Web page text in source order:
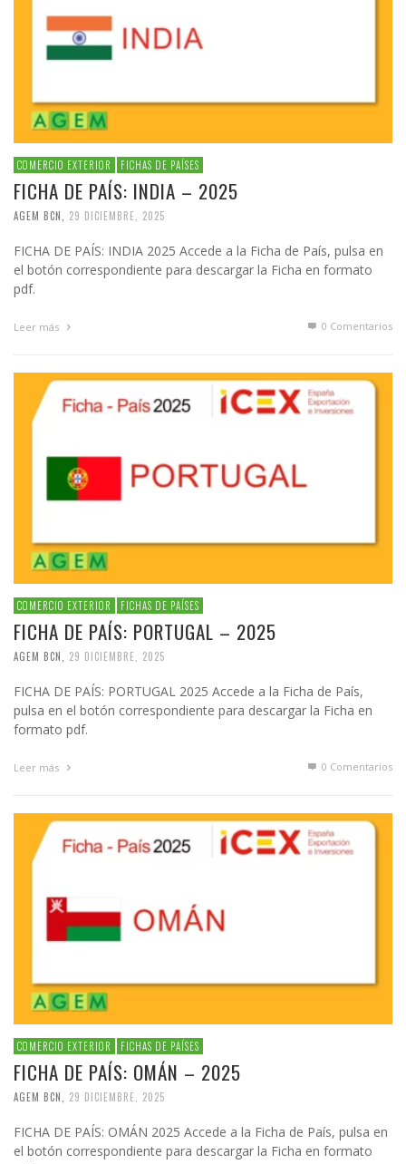
COMERCIO EXTERIOR FICHAS DE PAÍSES
FICHA DE PAÍS: INDIA – 2025
AGEM BCN 29 DICIEMBRE, 2025
FICHA DE PAÍS: INDIA 2025 Accede a la Ficha de País, pulsa en
el botón correspondiente para descargar la Ficha en formato
pdf.
Leer más 0 Comentarios
COMERCIO EXTERIOR FICHAS DE PAÍSES
FICHA DE PAÍS: PORTUGAL – 2025
AGEM BCN 29 DICIEMBRE, 2025
FICHA DE PAÍS: PORTUGAL 2025 Accede a la Ficha de País,
pulsa en el botón correspondiente para descargar la Ficha en
formato pdf.
Leer más 0 Comentarios
COMERCIO EXTERIOR FICHAS DE PAÍSES
FICHA DE PAÍS: OMÁN – 2025
AGEM BCN 29 DICIEMBRE, 2025
FICHA DE PAÍS: OMÁN 2025 Accede a la Ficha de País, pulsa en
el botón correspondiente para descargar la Ficha en formato